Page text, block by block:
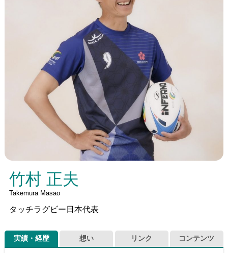
竹村 正夫
Takemura Masao
タッチラグビー日本代表
実績・経歴 想い リンク コンテンツ